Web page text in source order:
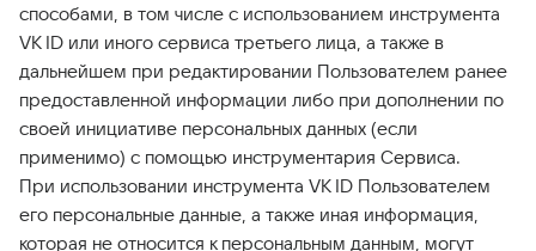
способами, в том числе с использованием инструмента
VK ID или иного сервиса третьего лица, а также в
дальнейшем при редактировании Пользователем ранее
предоставленной информации либо при дополнении по
своей инициативе персональных данных (если
применимо) с помощью инструментария Сервиса.
При использовании инструмента VK ID Пользователем
его персональные данные, а также иная информация,
которая не относится к персональным данным, могут